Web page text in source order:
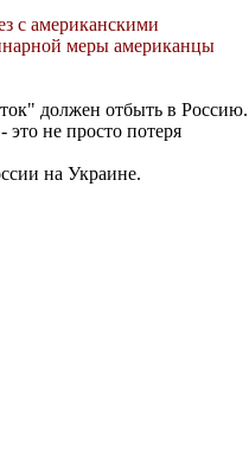
с американскими
меры американцы
должен отбыть в Россию.
это не просто потеря
на Украине.